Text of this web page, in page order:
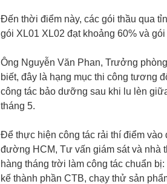
Đến thời điểm này, các gói thầu qua
gói XL01 XL02 đạt khoảng 60% và
Ông Nguyễn Văn Phan, Trưởng
biết, đây là hạng mục thi công tương
công tác bảo dưỡng sau khi lu lèn
tháng 5.
Để thực hiện công tác rải thí điểm vào
đường HCM, Tư vấn giám sát và nhà
hàng tháng trời làm công tác chuẩn
kế thành phần CTB, chạy thử sản